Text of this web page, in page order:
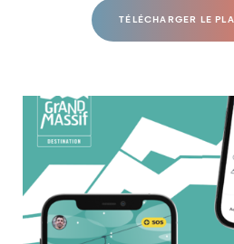
TÉLÉCHARGER LE